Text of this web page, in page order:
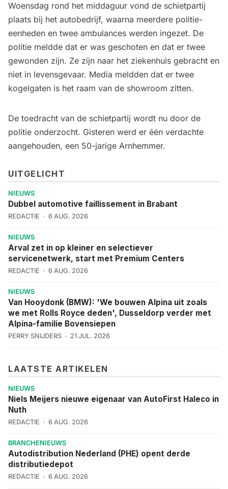
Woensdag rond het middaguur vond de schietpartij
plaats bij het autobedrijf, waarna meerdere politie-
eenheden en twee ambulances werden ingezet. De
politie meldde dat er was geschoten en dat er twee
gewonden zijn. Ze zijn naar het ziekenhuis gebracht en
niet in levensgevaar. Media meldden dat er twee
kogelgaten is het raam van de showroom zitten.
De toedracht van de schietpartij wordt nu door de
politie onderzocht. Gisteren werd er één verdachte
aangehouden, een 50-jarige Arnhemmer.
UITGELICHT
NIEUWS
Dubbel automotive faillissement in Brabant
REDACTIE 6 AUG. 2026
NIEUWS
Arval zet in op kleiner en selectiever
servicenetwerk, start met Premium Centers
REDACTIE 6 AUG. 2026
NIEUWS
Van Hooydonk (BMW): 'We bouwen Alpina uit zoals
we met Rolls Royce deden', Dusseldorp verder met
Alpina-familie Bovensiepen
PERRY SNIJDERS 21 JUL. 2026
LAATSTE ARTIKELEN
NIEUWS
Niels Meijers nieuwe eigenaar van AutoFirst Haleco in
Nuth
REDACTIE 6 AUG. 2026
BRANCHENIEUWS
Autodistribution Nederland (PHE) opent derde
distributiedepot
REDACTIE 6 AUG. 2026